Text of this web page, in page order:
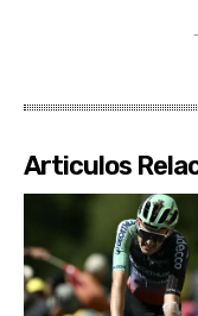
Articulos